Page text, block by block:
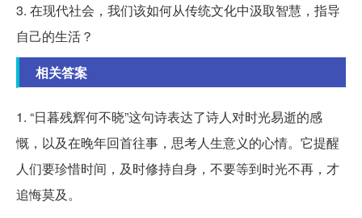
3. 在现代社会，我们该如何从传统文化中汲取智慧，指导
自己的生活？
相关答案
1. “日暮残辉何不晓”这句诗表达了诗人对时光易逝的感
慨，以及在晚年回首往事，思考人生意义的心情。它提醒
人们要珍惜时间，及时修持自身，不要等到时光不再，才
追悔莫及。